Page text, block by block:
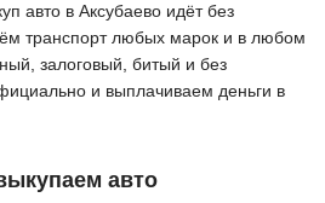
авто в Аксубаево идёт без
транспорт любых марок и в любом
залоговый, битый и без
и выплачиваем деньги в
авто